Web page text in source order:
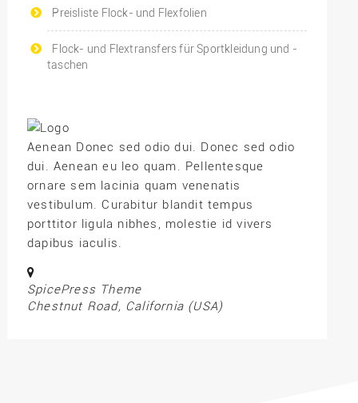
Preisliste Flock- und Flexfolien
Flock- und Flextransfers für Sportkleidung und -
taschen
Aenean Donec sed odio dui. Donec sed odio
dui. Aenean eu leo quam. Pellentesque
ornare sem lacinia quam venenatis
vestibulum. Curabitur blandit tempus
porttitor ligula nibhes, molestie id vivers
dapibus iaculis.
SpicePress Theme
Chestnut Road, California (USA)